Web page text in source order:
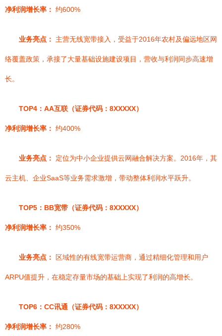
净利润增长率： 约600%
业务亮点： 主营无线宽带接入，受益于2016年农村及偏远地区网
络覆盖政策，承接了大量基础设施建设项目，营收与利润同步高速增
长。
TOP4：AA互联（证券代码：8XXXXX）
净利润增长率： 约400%
业务亮点： 定位为中小企业提供云网融合解决方案。2016年，其
云主机、企业SaaS等业务需求激增，带动整体利润水平跃升。
TOP5：BB宽带（证券代码：8XXXXX）
净利润增长率： 约350%
业务亮点： 区域性的有线宽带运营商，通过精细化管理和用户
ARPU值提升，在稳定存量市场的基础上实现了利润的高增长。
TOP6：CC讯通（证券代码：8XXXXX）
净利润增长率： 约280%